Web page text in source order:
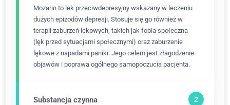
Mozarin to lek przeciwdepresyjny wskazany w leczeniu
dużych epizodów depresji. Stosuje się go również w
terapii zaburzeń lękowych, takich jak fobia społeczna
(lęk przed sytuacjami społecznymi) oraz zaburzenie
lękowe z napadami paniki. Jego celem jest złagodzenie
objawów i poprawa ogólnego samopoczucia pacjenta.
Substancja czynna